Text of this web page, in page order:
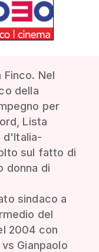
Finco. Nel
della
per
Lista
d'Italia-
sul fatto di
donna di
sindaco a
del
2004 con
Gianpaolo